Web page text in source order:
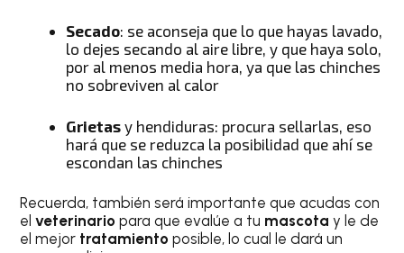
Secado: se aconseja que lo que hayas lavado,
lo dejes secando al aire libre, y que haya solo,
por al menos media hora, ya que las chinches
no sobreviven al calor
Grietasy hendiduras: procura sellarlas, eso
hará que se reduzca la posibilidad que ahí se
escondan las chinches
Recuerda, también será importante que acudas con
elveterinariopara que evalúe a tu mascotay le de
el mejor tratamientoposible, lo cual le dará un